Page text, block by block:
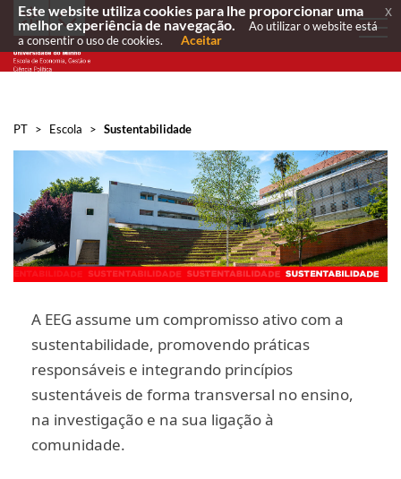
PT > Escola > Sustentabilidade
A EEG assume um compromisso ativo com a
sustentabilidade, promovendo práticas
responsáveis e integrando princípios
sustentáveis de forma transversal no ensino,
na investigação e na sua ligação à
comunidade.
Este website utiliza cookies para lhe proporcionar uma
melhor experiência de navegação.
Ao utilizar o website está
a consentir o uso de cookies.
Aceitar
x